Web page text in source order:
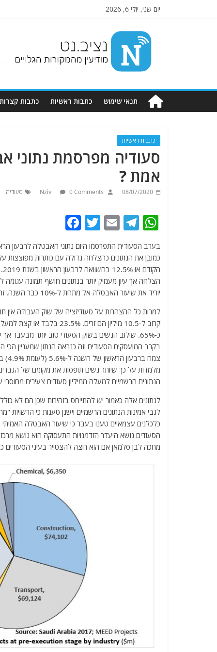
יום שני, יולי 6, 2026
Nziv.net
מודיעין
מהמקורות
תנאי שימוש כתבות ראשיות כתבות קצרות
כתבות ראשיות
סעודיה מפרסמת נתוני
אמת ?
08/07/2020
Nziv 0 Comments סעודיה
W
at
s
A
p
p
T
e
g
ra
m
E
ai
l
T
itt
er
c
e
b
o
o
k
הצלחה אך עיון מעמיק יותר בנתונים חושף תמונה
יוריד את שיעור האבטלה אל מתחת ל-10% כבר השנה. זה כבר לא יקרה.
כ-65%. שילוב הנשים בשוק הסעודי טוב יותר
בקרב המועסקים הסעודים וזה כנראה הנתון שמעניין
מלמדות על כך שיותר נשים תופסות את מקומם של
הנתונים הרשמיים למעלה ממיליון סעודים צעירים מחוסרי
לנתונים אלה כאמור יש להתייחס בזהירות שכן הם לא
לגבי אמינות הנתונים הרשמיים וישנן טענות כי
הסעודים נושא היעדר הזדמנויות התעסוקה הוא נושא
מחכה לבן סלמאן אם הוא רוצה להצטייר בעיני